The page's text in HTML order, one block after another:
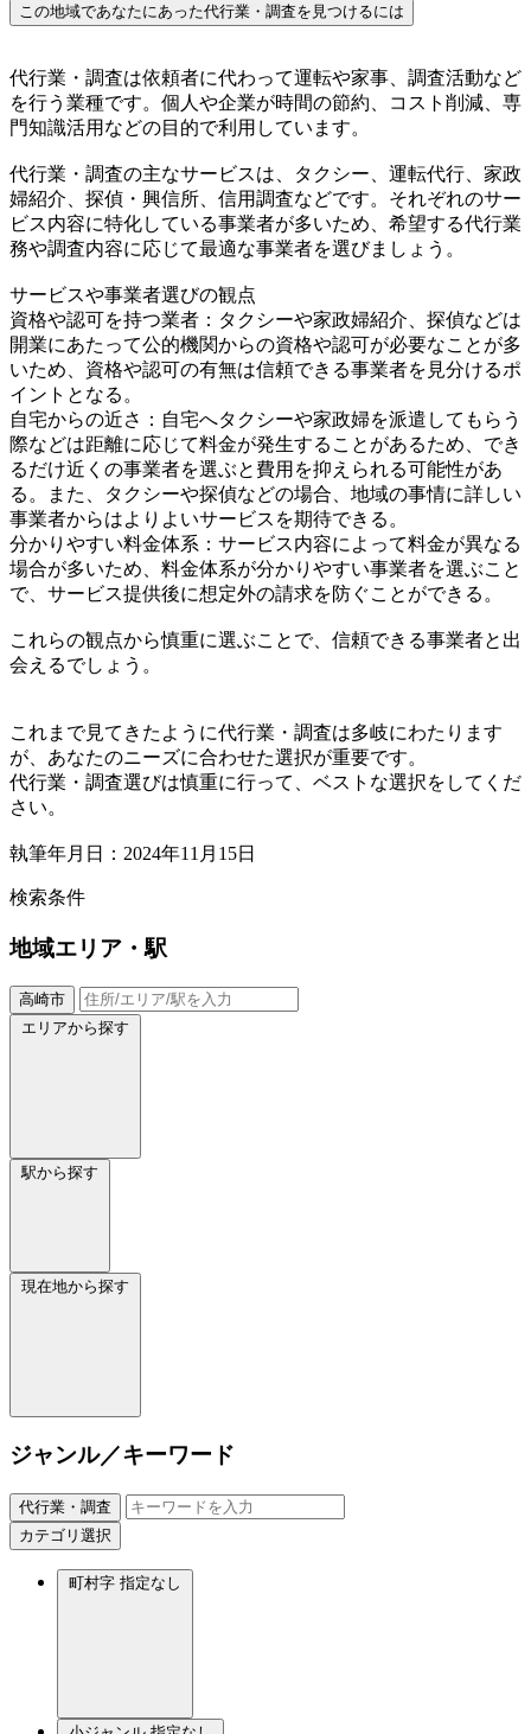
この地域であなたにあった代行業・調査を見つけるには
代行業・調査は依頼者に代わって運転や家事、調査活動など
を行う業種です。個人や企業が時間の節約、コスト削減、専
門知識活用などの目的で利用しています。
代行業・調査の主なサービスは、タクシー、運転代行、家政
婦紹介、探偵・興信所、信用調査などです。それぞれのサー
ビス内容に特化している事業者が多いため、希望する代行業
務や調査内容に応じて最適な事業者を選びましょう。
サービスや事業者選びの観点
資格や認可を持つ業者：タクシーや家政婦紹介、探偵などは
開業にあたって公的機関からの資格や認可が必要なことが多
いため、資格や認可の有無は信頼できる事業者を見分けるポ
イントとなる。
自宅からの近さ：自宅へタクシーや家政婦を派遣してもらう
際などは距離に応じて料金が発生することがあるため、でき
るだけ近くの事業者を選ぶと費用を抑えられる可能性があ
る。また、タクシーや探偵などの場合、地域の事情に詳しい
事業者からはよりよいサービスを期待できる。
分かりやすい料金体系：サービス内容によって料金が異なる
場合が多いため、料金体系が分かりやすい事業者を選ぶこと
で、サービス提供後に想定外の請求を防ぐことができる。
これらの観点から慎重に選ぶことで、信頼できる事業者と出
会えるでしょう。
これまで見てきたように代行業・調査は多岐にわたります
が、あなたのニーズに合わせた選択が重要です。
代行業・調査選びは慎重に行って、ベストな選択をしてくだ
さい。
執筆年月日：2024年11月15日
検索条件
地域エリア・駅
高崎市
エリアから探す
駅から探す
現在地から探す
ジャンル／キーワード
代行業・調査
カテゴリ選択
町村字 指定なし